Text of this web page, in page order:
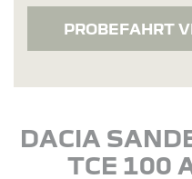
PROBEFAHRT
DACIA
TCE 100